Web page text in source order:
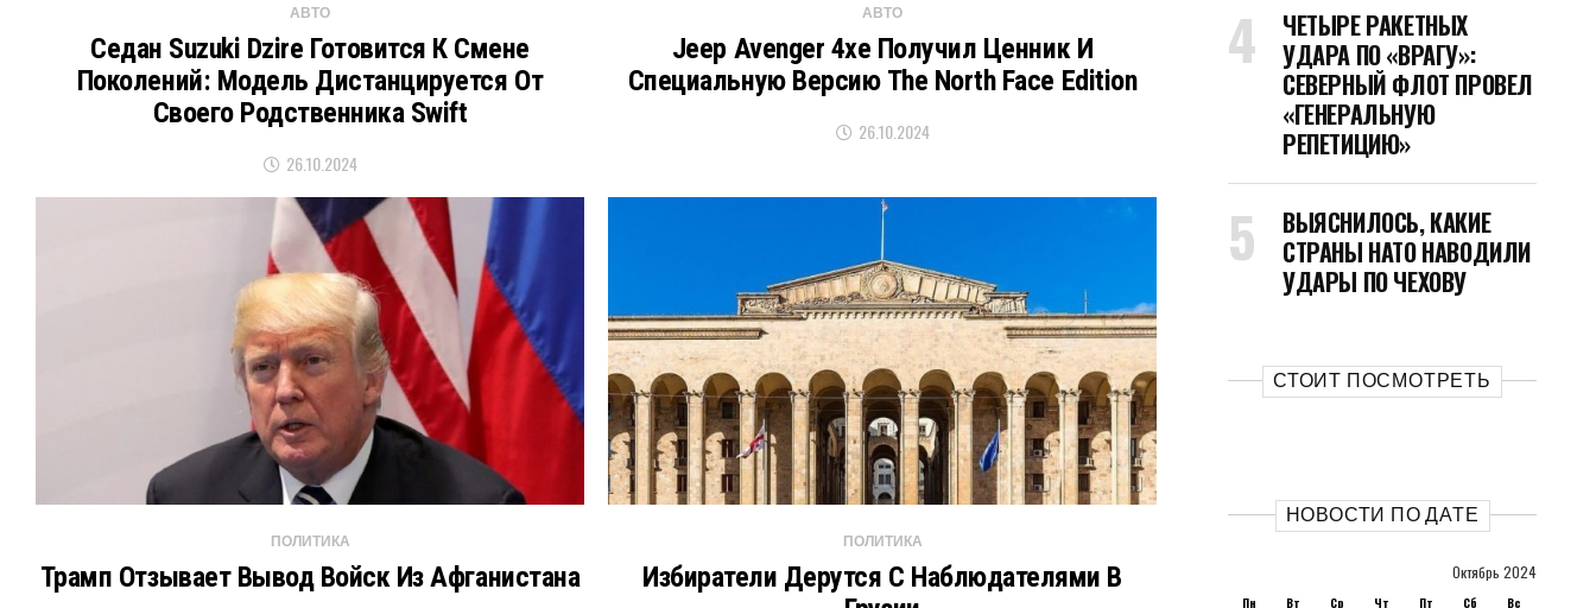
АВТО
Седан Suzuki Dzire Готовится К Смене
Поколений: Модель Дистанцируется От
Своего Родственника Swift
26.10.2024
АВТО
Jeep Avenger 4xe Получил Ценник И
Специальную Версию The North Face Edition
26.10.2024
ПОЛИТИКА
Трамп Отзывает Вывод Войск Из Афганистана
ПОЛИТИКА
Избиратели Дерутся С Наблюдателями В
ЧЕТЫРЕ РАКЕТНЫХ
УДАРА ПО «ВРАГУ»:
СЕВЕРНЫЙ ФЛОТ ПРОВЕЛ
«ГЕНЕРАЛЬНУЮ
РЕПЕТИЦИЮ»
ВЫЯСНИЛОСЬ, КАКИЕ
СТРАНЫ НАТО НАВОДИЛИ
УДАРЫ ПО ЧЕХОВУ
СТОИТ ПОСМОТРЕТЬ
НОВОСТИ ПО ДАТЕ
Октябрь 2024
Пн Вт Ср Чт Пт Сб Вс